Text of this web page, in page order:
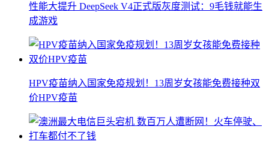
性能大提升 DeepSeek V4正式版灰度测试：9毛钱就能生
成游戏
HPV疫苗纳入国家免疫规划！13周岁女孩能免费接种双
价HPV疫苗